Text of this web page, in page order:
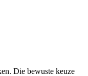
Die bewuste keuze